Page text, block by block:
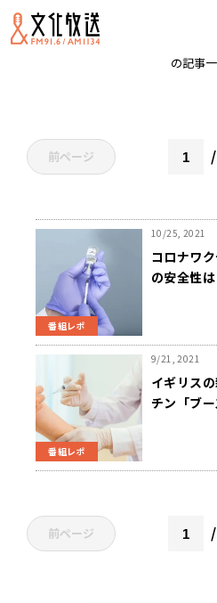
の記事
前ページ
番組レポ
10/25, 2021
コロナワ
の安全性
番組レポ
9/21, 2021
イギリス
チン「ブ
前ページ